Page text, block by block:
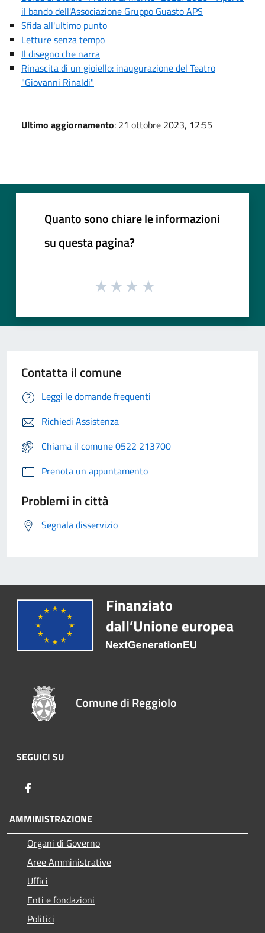
il bando dell'Associazione Gruppo Guasto APS
Sfida all'ultimo punto
Letture senza tempo
Il disegno che narra
Rinascita di un gioiello: inaugurazione del Teatro
"Giovanni Rinaldi"
Ultimo aggiornamento: 21 ottobre 2023, 12:55
Quanto sono chiare le informazioni
su questa pagina?
Contatta il comune
Leggi le domande frequenti
Richiedi Assistenza
Chiama il comune 0522 213700
Prenota un appuntamento
Problemi in città
Segnala disservizio
Comune di Reggiolo
SEGUICI SU
AMMINISTRAZIONE
Organi di Governo
Aree Amministrative
Uffici
Enti e fondazioni
Politici